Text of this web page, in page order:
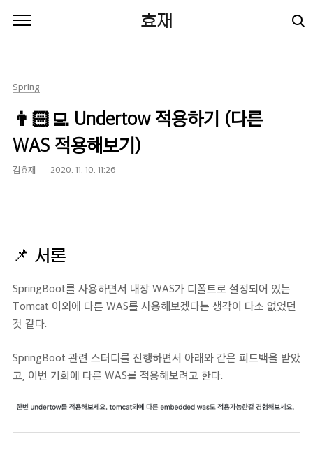
효재
Spring
👨🏻‍💻 Undertow 적용하기 (다른
WAS 적용해보기)
김효재 2020. 11. 10. 11:26
📌 서론
SpringBoot를 사용하면서 내장 WAS가 디폴트로 설정되어 있는
Tomcat 이외에 다른 WAS를 사용해보겠다는 생각이 다소 없었던
것 같다.
SpringBoot 관련 스터디를 진행하면서 아래와 같은 피드백을 받았
고, 이번 기회에 다른 WAS를 적용해보려고 한다.